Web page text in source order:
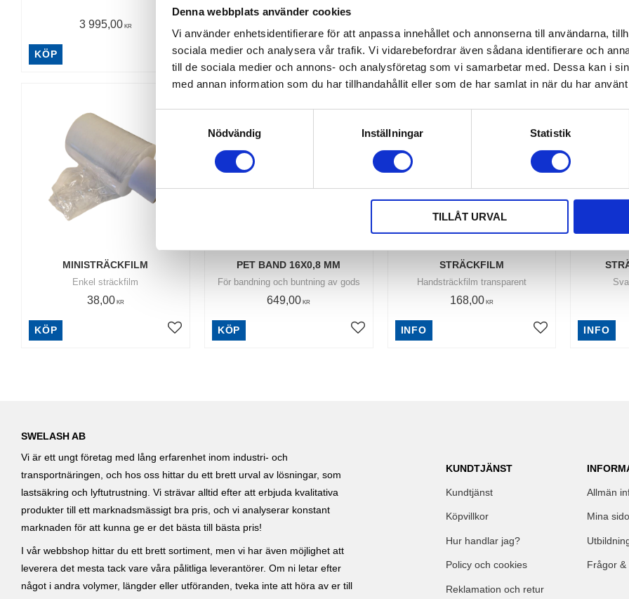
Denna webbplats använder cookies
Vi använder enhetsidentifierare för att anpassa innehållet och annonserna till användarna,
sociala medier och analysera vår trafik. Vi vidarebefordrar även sådana identifierare och
till de sociala medier och annons- och analysföretag som vi samarbetar med. Dessa kan i
med annan information som du har tillhandahållit eller som de har samlat in när du har
m
c
s
Nödvändig Inställningar Statistik
TILLÅT URVAL
3 995,00KR
KÖP KÖP KÖP KÖP
MINISTRÄCKFILM
Enkel sträckfilm
38,00KR
Lägg till i favoriter
KÖP
PET BAND 16X0,8 MM
För bandning och buntning av gods
649,00 KR
Lägg till i favoriter
KÖP
STRÄCKFILM
Handsträckfilm transparent
168,00KR
Lägg till i favoriter
INFO INFO
SWELASH AB
Vi är ett ungt företag med lång erfarenhet inom industri- och
transportnäringen, och hos oss hittar du ett brett urval av lösningar, som
lastsäkring och lyftutrustning. Vi strävar alltid efter att erbjuda kvalitativa
produkter till ett marknadsmässigt bra pris, och vi analyserar konstant
marknaden för att kunna ge er det bästa till bästa pris!
I vår webbshop hittar du ett brett sortiment, men vi har även möjlighet att
leverera det mesta tack vare våra pålitliga leverantörer. Om ni letar efter
något i andra volymer, längder eller utföranden, tveka inte att höra av er till
KUNDTJÄNST
Kundtjänst
Köpvillkor
Hur handlar jag?
Policy och cookies
Reklamation och retur
Allmän
Mina
Frågor &